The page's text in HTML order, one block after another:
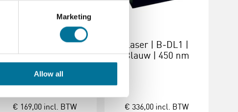
Marketing
Allow all
Laserbox | 3 stralen
€ 169,00 incl. BTW
Laser | B‑DL1 |
Blauw | 450 nm
€ 336,00 incl. BTW